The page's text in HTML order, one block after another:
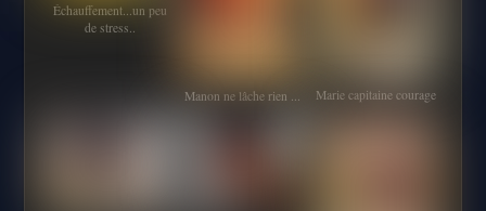
Échauffement...un peu
de stress..
Manon ne lâche rien ... Marie capitaine courage